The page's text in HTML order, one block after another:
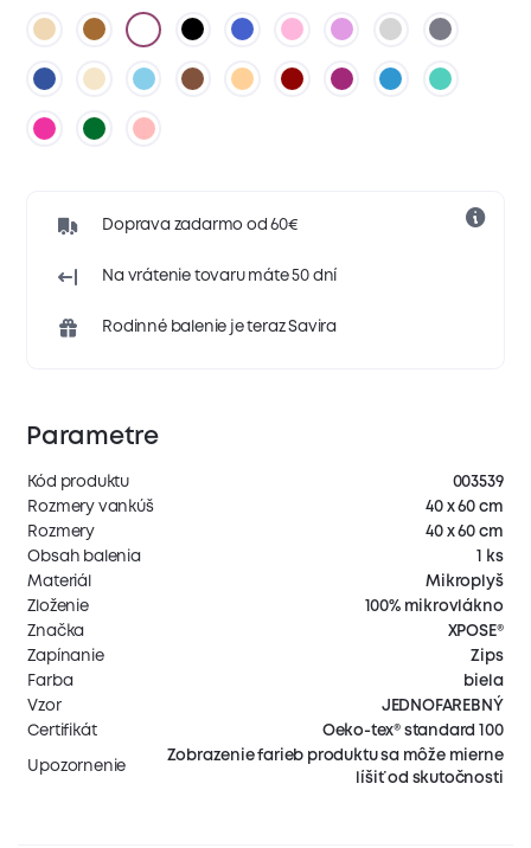
Doprava zadarmo od 60€
Na vrátenie tovaru máte 50 dní
Rodinné balenie je teraz Savira
Parametre
Kód produktu
003539
Rozmery vankúš
40 x 60 cm
Rozmery
40 x 60 cm
Obsah balenia
1 ks
Materiál
Mikroplyš
Zloženie
100% mikrovlákno
Značka
XPOSE®
Zapínanie
Zips
Farba
biela
Vzor
JEDNOFAREBNÝ
Certifikát
Oeko-tex® standard 100
Upozornenie
Zobrazenie farieb produktu sa môže mierne
líšiť od skutočnosti